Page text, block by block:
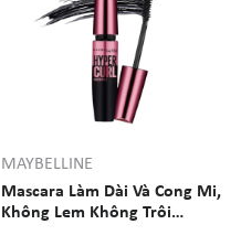
MAYBELLINE
Mascara Làm Dài Và Cong Mi,
Không Lem Không Trôi